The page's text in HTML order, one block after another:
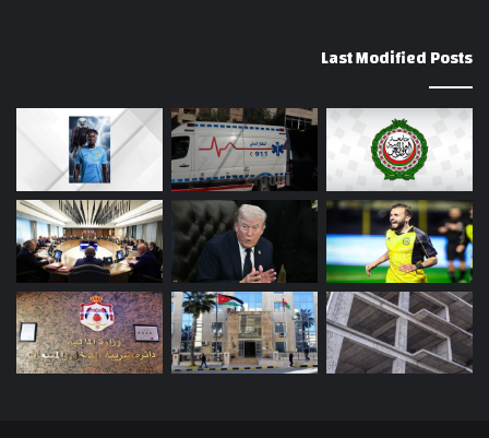
Last Modified Posts